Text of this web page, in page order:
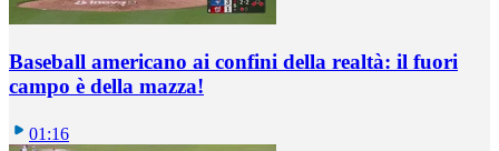
Baseball americano ai confini della realtà: il fuori
campo è della mazza!
01:16